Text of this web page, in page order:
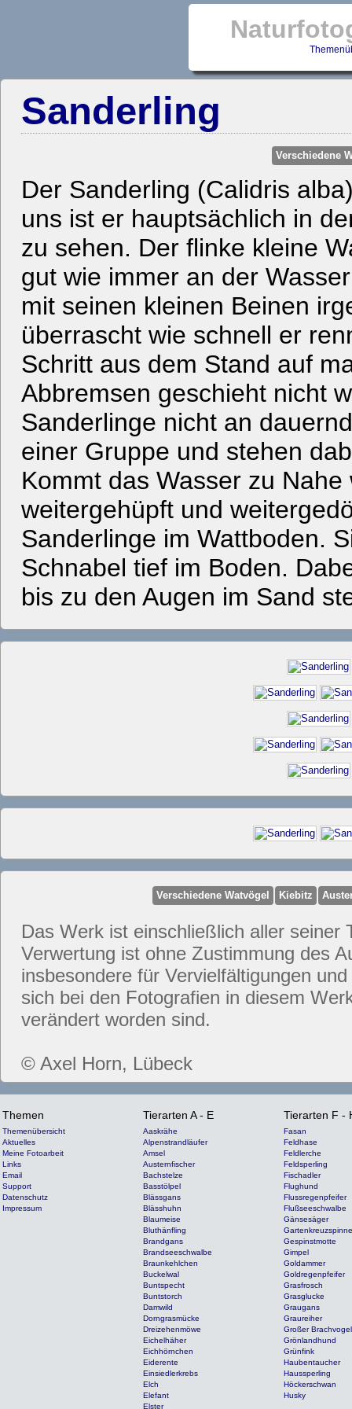
Sanderling
Verschiedene
Der Sanderling (Calidris
uns ist er hauptsächlich in
zu sehen. Der flinke kleine
gut wie immer an der
mit seinen kleinen Beinen
überrascht wie schnell er
Schritt aus dem Stand auf
Abbremsen geschieht nicht
Sanderlinge nicht an
einer Gruppe und stehen
Kommt das Wasser zu
weitergehüpft und
Sanderlinge im Wattboden.
Schnabel tief im Boden.
bis zu den Augen im Sand
Verschiedene Watvögel Kiebitz
Das Werk ist einschließlich aller seiner
Verwertung ist ohne Zustimmung des
insbesondere für Vervielfältigungen
sich bei den Fotografien in diesem
verändert worden sind.
© Axel Horn, Lübeck
Themen
Themenübersicht
Aktuelles
Meine Fotoarbeit
Links
Email
Support
Datenschutz
Impressum
Tierarten A - E
Aaskrähe
Alpenstrandläufer
Amsel
Austernfischer
Bachstelze
Basstölpel
Blässgans
Blässhuhn
Blaumeise
Bluthänfling
Brandgans
Brandseeschwalbe
Braunkehlchen
Buckelwal
Buntspecht
Buntstorch
Damwild
Dorngrasmücke
Dreizehenmöwe
Eichelhäher
Eichhörnchen
Eiderente
Einsiedlerkrebs
Elch
Elefant
Elster
Tierarten F -
Fasan
Feldhase
Feldlerche
Feldsperling
Fischadler
Flughund
Flussregenpfeifer
Flußseeschwalbe
Gänsesäger
Gartenkreuzspinne
Gespinstmotte
Gimpel
Goldammer
Goldregenpfeifer
Grasfrosch
Grasglucke
Graugans
Graureiher
Großer Brachvogel
Grönlandhund
Grünfink
Haubentaucher
Haussperling
Höckerschwan
Husky